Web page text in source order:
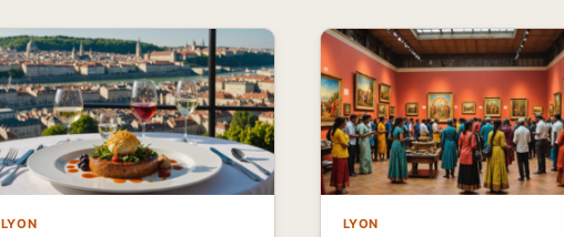
:
UNE
LÉGENDE
EN
DEVENIR,
PLONGEZ
DANS
LEUR
PARCOURS
LYON LYON